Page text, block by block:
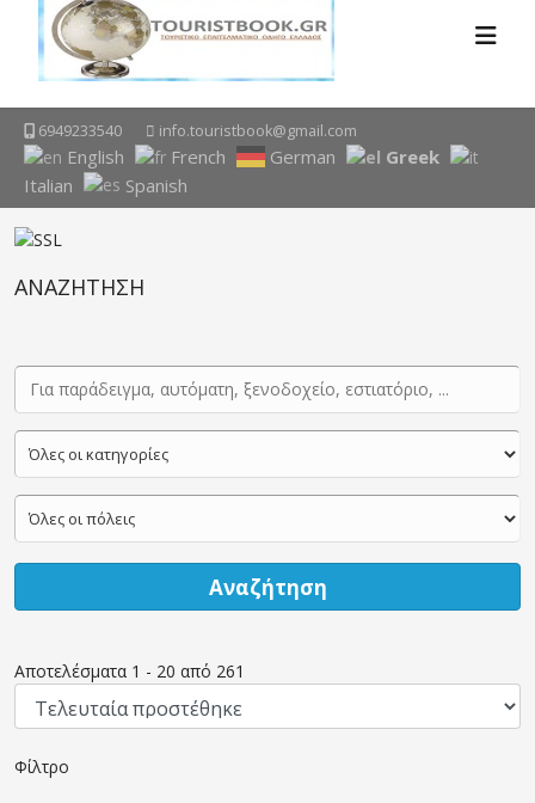
6949233540 info.touristbook@gmail.com
English French German
Greek
Italian
Spanish
ΑΝΑΖΗΤΗΣΗ
Αναζήτηση
Αποτελέσματα 1 - 20 από 261
Φίλτρο